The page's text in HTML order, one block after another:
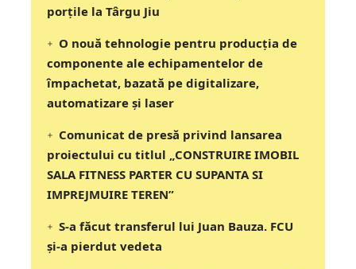
porțile la Târgu Jiu
O nouă tehnologie pentru producția de
componente ale echipamentelor de
împachetat, bazată pe digitalizare,
automatizare și laser
Comunicat de presă privind lansarea
proiectului cu titlul „CONSTRUIRE IMOBIL
SALA FITNESS PARTER CU SUPANTA SI
IMPREJMUIRE TEREN”
S-a făcut transferul lui Juan Bauza. FCU
și-a pierdut vedeta